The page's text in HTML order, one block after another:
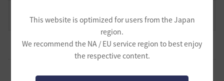
This website is optimized for users from the Japan
region.
We recommend the NA / EU service region to best enjoy
the respective content.
8
1 32.3K 黒い砂漠 2021.05.12
6
初心者向け労働者システムの基礎
ザンナック-日本 1 時間前